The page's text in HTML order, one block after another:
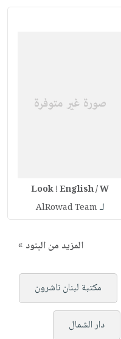
Look ! English / W
لـAlRowad Team
المزيد من البنود »
مكتبة لبنان ناشرون
دار الشمال